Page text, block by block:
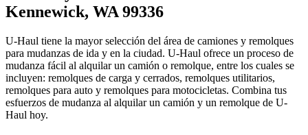
Kennewick, WA 99336
U-Haul tiene la mayor selección del área de camiones y remolques
para mudanzas de ida y en la ciudad. U-Haul ofrece un proceso de
mudanza fácil al alquilar un camión o remolque, entre los cuales se
incluyen: remolques de carga y cerrados, remolques utilitarios,
remolques para auto y remolques para motocicletas. Combina tus
esfuerzos de mudanza al alquilar un camión y un remolque de U-
Haul hoy.